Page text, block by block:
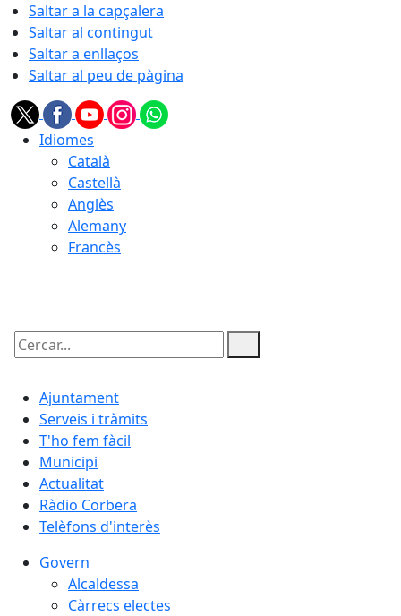
Saltar a la capçalera
Saltar al contingut
Saltar a enllaços
Saltar al peu de pàgina
Idiomes
Català
Castellà
Anglès
Alemany
Francès
Cercar:
Ajuntament
Serveis i tràmits
T'ho fem fàcil
Municipi
Actualitat
Ràdio Corbera
Telèfons d'interès
Govern
Alcaldessa
Càrrecs electes